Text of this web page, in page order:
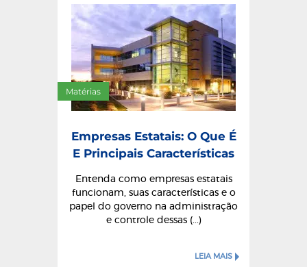
Matérias
Empresas Estatais: O Que É
E Principais Características
Entenda como empresas estatais
funcionam, suas características e o
papel do governo na administração
e controle dessas (...)
LEIA MAIS